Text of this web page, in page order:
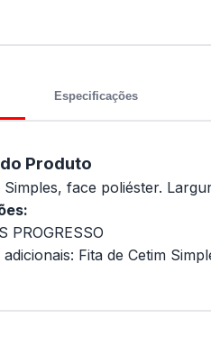
Especificações
Produto
Simples, face poliéster.
PROGRESSO
Fita de Cetim